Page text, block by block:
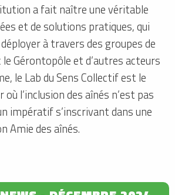
a fait naître une véritable
et de solutions pratiques, qui
à travers des groupes de
Gérontopôle et d’autres acteurs
le Lab du Sens Collectif est le
où l’inclusion des aînés n’est pas
impératif s’inscrivant dans une
Amie des aînés.